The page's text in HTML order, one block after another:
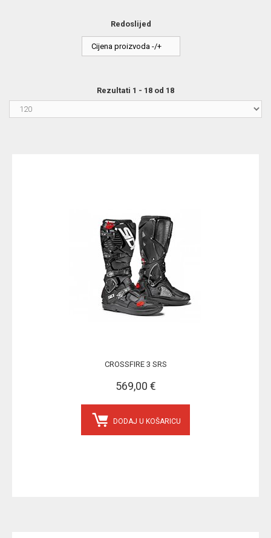
Redoslijed
Cijena proizvoda -/+
Rezultati 1 - 18 od 18
CROSSFIRE 3 SRS
569,00 €
DODAJ U KOŠARICU